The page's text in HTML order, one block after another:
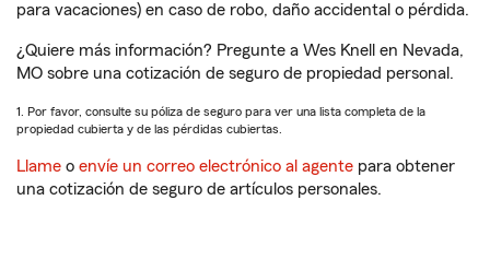
para vacaciones) en caso de robo, daño accidental o pérdida.
¿Quiere más información? Pregunte a Wes Knell en Nevada,
MO sobre una cotización de seguro de propiedad personal.
1. Por favor, consulte su póliza de seguro para ver una lista completa de la
propiedad cubierta y de las pérdidas cubiertas.
Llame o envíe un correo electrónico al agente para obtener
una cotización de seguro de artículos personales.